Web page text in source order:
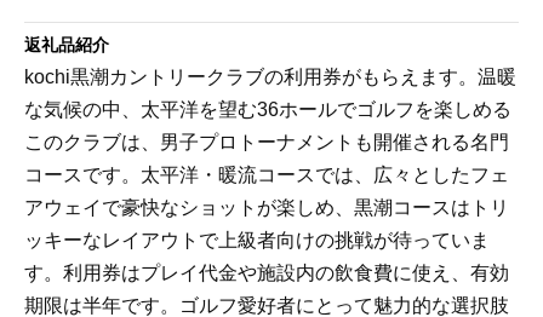
返礼品紹介
kochi黒潮カントリークラブの利用券がもらえます。温暖
な気候の中、太平洋を望む36ホールでゴルフを楽しめる
このクラブは、男子プロトーナメントも開催される名門
コースです。太平洋・暖流コースでは、広々としたフェ
アウェイで豪快なショットが楽しめ、黒潮コースはトリ
ッキーなレイアウトで上級者向けの挑戦が待っていま
す。利用券はプレイ代金や施設内の飲食費に使え、有効
期限は半年です。ゴルフ愛好者にとって魅力的な選択肢